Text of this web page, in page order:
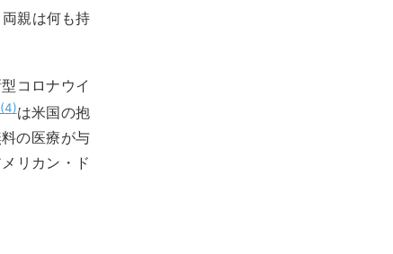
親は何も持
コロナウイ
4 は米国の抱
の医療が与
リカン・ド